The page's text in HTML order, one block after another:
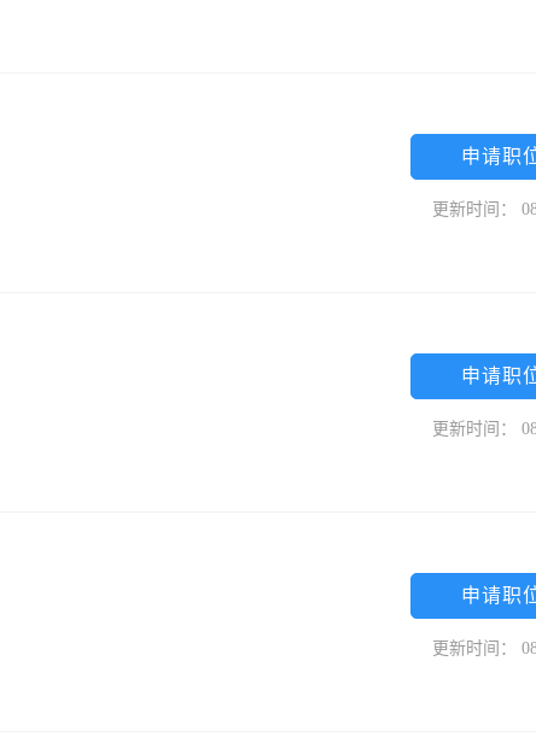
申请职
更新时间：
申请职
更新时间：
申请职
更新时间：